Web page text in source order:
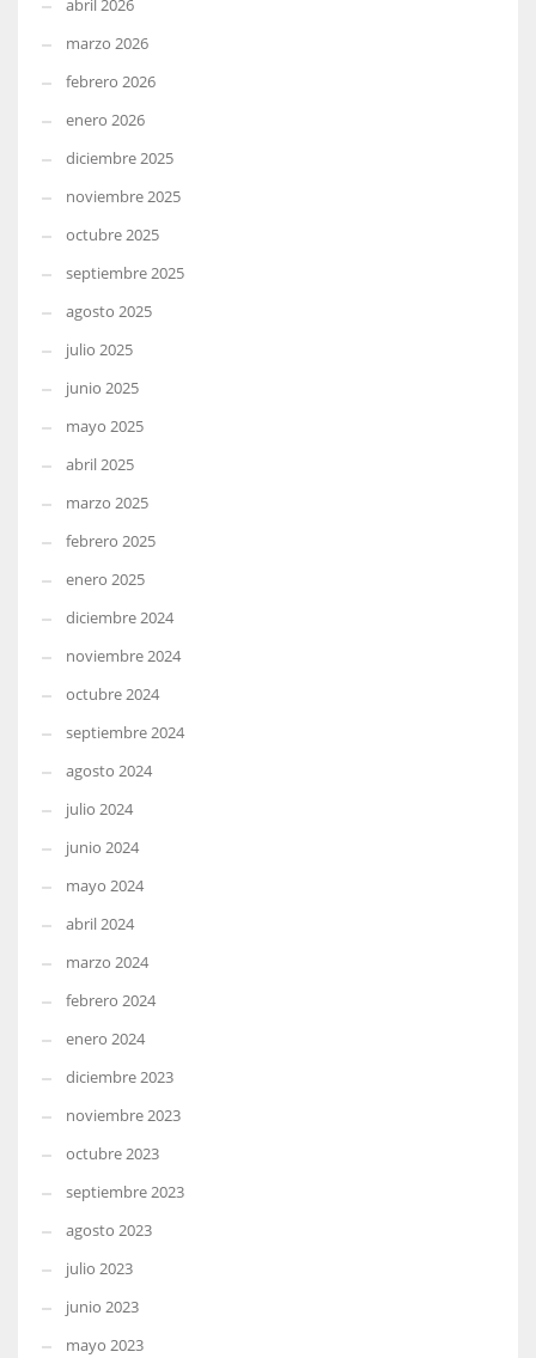
abril 2026
marzo 2026
febrero 2026
enero 2026
diciembre 2025
noviembre 2025
octubre 2025
septiembre 2025
agosto 2025
julio 2025
junio 2025
mayo 2025
abril 2025
marzo 2025
febrero 2025
enero 2025
diciembre 2024
noviembre 2024
octubre 2024
septiembre 2024
agosto 2024
julio 2024
junio 2024
mayo 2024
abril 2024
marzo 2024
febrero 2024
enero 2024
diciembre 2023
noviembre 2023
octubre 2023
septiembre 2023
agosto 2023
julio 2023
junio 2023
mayo 2023